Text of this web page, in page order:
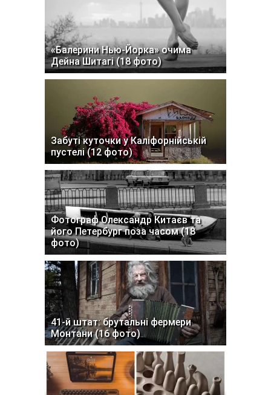
«Балерини Нью-Йорка» очима
Дейна Шитагі (18 фото)
Забуті куточки у Каліфорнійській
пустелі (12 фото)
Фотограф Олександр Китаєв та
його Петербург поза часом (18
фото)
41-й штат: брутальні фермери
Монтани (16 фото)